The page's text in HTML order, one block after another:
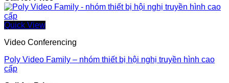
Quick View
Video Conferencing
Poly Video Family – nhóm thiết bị hội nghị truyền hình cao
cấp